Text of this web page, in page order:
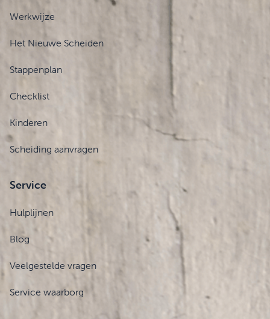
Werkwijze
Het Nieuwe Scheiden
Stappenplan
Checklist
Kinderen
Scheiding aanvragen
Service
Hulplijnen
Blog
Veelgestelde vragen
Service waarborg